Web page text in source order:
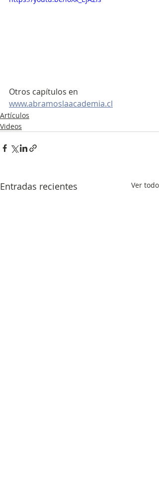
Otros capítulos en
www.abramoslaacademia.cl
Artículos
Videos
Entradas recientes Ver todo